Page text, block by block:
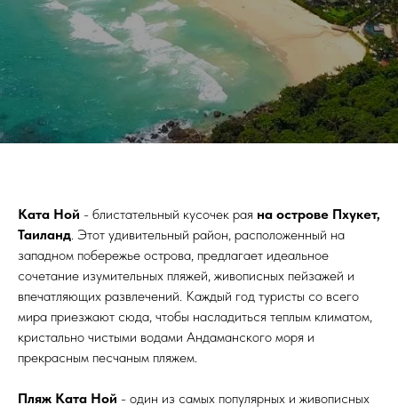
Ката Ной - блистательный кусочек рая на острове Пхукет,
Таиланд. Этот удивительный район, расположенный на
западном побережье острова, предлагает идеальное
сочетание изумительных пляжей, живописных пейзажей и
впечатляющих развлечений. Каждый год туристы со всего
мира приезжают сюда, чтобы насладиться теплым климатом,
кристально чистыми водами Андаманского моря и
прекрасным песчаным пляжем.
Пляж Ката Ной - один из самых популярных и живописных